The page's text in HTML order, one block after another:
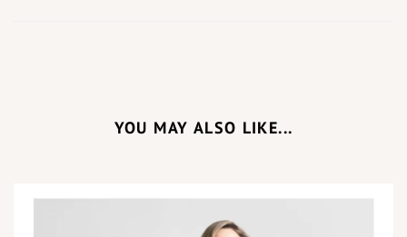
YOU MAY ALSO LIKE...